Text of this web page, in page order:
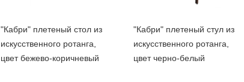
"Кабри" плетеный стол из
искусственного ротанга,
цвет бежево-коричневый
"Кабри" плетеный стул из
искусственного ротанга,
цвет черно-белый